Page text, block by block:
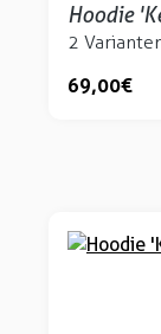
Hoodie
2
69,00 €